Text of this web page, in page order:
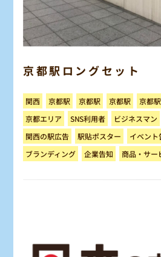
京都駅ロングセット
関西 京都駅 京都駅 京都駅 京都駅
京都エリア SNS利用者 ビジネスマン
関西の駅広告 駅貼ポスター イベント
ブランディング 企業告知 商品・サー